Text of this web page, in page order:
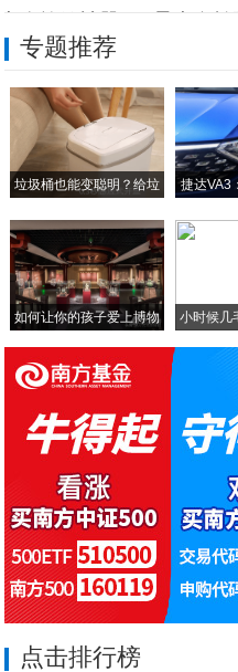
热烈祝贺厨壹堂入选工信部
华为手机能有现在,最应该
诺基亚的其他产品你都知
华为P9发布会伦敦高调举行
专题推荐
垃圾桶也能变聪明？给垃
捷达VA3
如何让你的孩子爱上博物
小时候几
点击排行榜